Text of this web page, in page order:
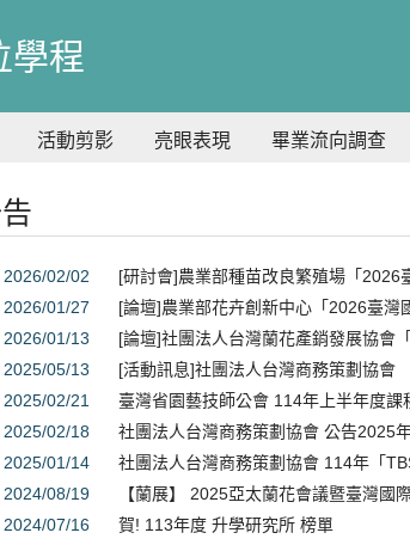
學程
活動剪影 亮眼表現 畢業流向調查
2026/02/02
[研討會]農業部種苗改良繁殖場「2026
2026/01/27
[論壇]農業部花卉創新中心「2026臺灣
2026/01/13
[論壇]社團法人台灣蘭花產銷發展協會
2025/05/13
[活動訊息]社團法人台灣商務策劃協會
2025/02/21
臺灣省園藝技師公會 114年上半年度課
2025/02/18
社團法人台灣商務策劃協會 公告2025
2025/01/14
社團法人台灣商務策劃協會 114年「
2024/08/19
【蘭展】 2025亞太蘭花會議暨臺灣國
2024/07/16
賀! 113年度 升學研究所 榜單